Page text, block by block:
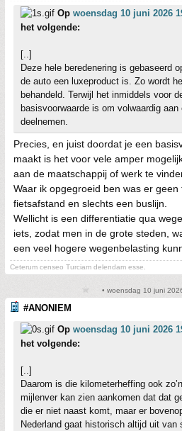
Op woensdag 10 juni 2026
het volgende:
[..]
Deze hele beredenering is gebaseerd
de auto een luxeproduct is. Zo wordt
behandeld. Terwijl het inmiddels voor
basisvoorwaarde is om volwaardig
deelnemen.
Precies, en juist doordat je een
maakt is het voor vele amper
aan de maatschappij of werk te
Waar ik opgegroeid ben was er geen
fietsafstand en slechts een buslijn.
Wellicht is een differentiatie qua
iets, zodat men in de grote steden,
een veel hogere wegenbelasting
Ceterum censeo Turciam delendam esse.
• woensdag 10 juni
#ANONIEM
Op woensdag 10 juni 2026
het volgende:
[..]
Daarom is die kilometerheffing ook
mijlenver kan zien aankomen dat dat
die er niet naast komt, maar er
Nederland gaat historisch altijd uit van